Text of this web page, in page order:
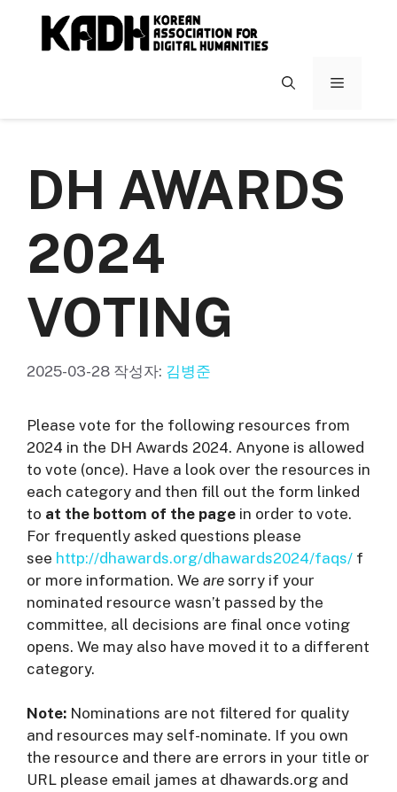
메
DH AWARDS
2024
VOTING
2025-03-28 작성자: 김병준
Please vote for the following resources from
2024 in the DH Awards 2024. Anyone is allowed
to vote (once). Have a look over the resources in
each category and then fill out the form linked
to at the bottom of the page in order to vote.
For frequently asked questions please
see http://dhawards.org/dhawards2024/faqs/ f
or more information. We are sorry if your
nominated resource wasn’t passed by the
committee, all decisions are final once voting
opens. We may also have moved it to a different
category.
Note: Nominations are not filtered for quality
and resources may self-nominate. If you own
the resource and there are errors in your title or
URL please email james at dhawards.org and